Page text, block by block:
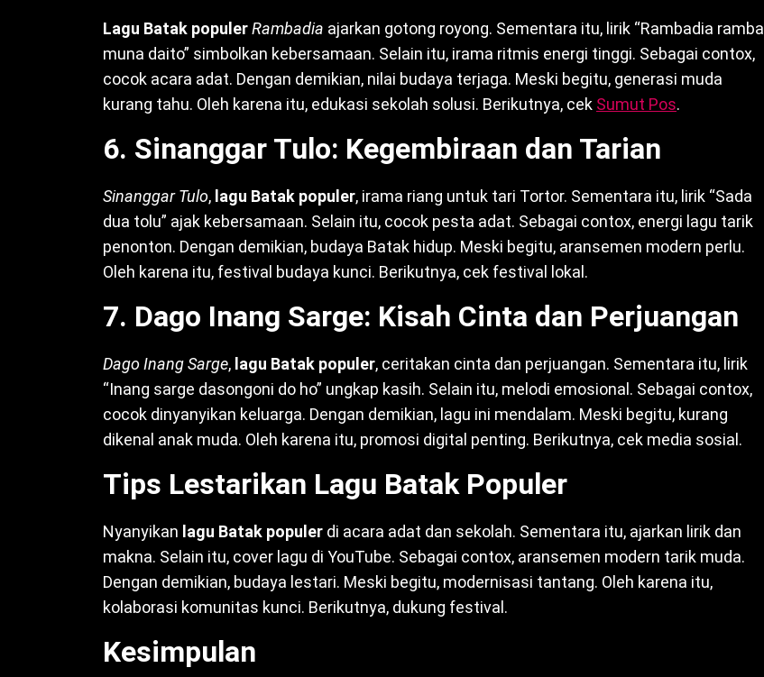
Lagu Batak populerRambadia ajarkan gotong royong. Sementara itu, lirik “Rambadia ramba
muna daito” simbolkan kebersamaan. Selain itu, irama ritmis energi tinggi. Sebagai contox,
cocok acara adat. Dengan demikian, nilai budaya terjaga. Meski begitu, generasi muda
kurang tahu. Oleh karena itu, edukasi sekolah solusi. Berikutnya, cek Sumut Pos.
6. Sinanggar Tulo: Kegembiraan dan Tarian
Sinanggar Tulo, lagu Batak populer, irama riang untuk tari Tortor. Sementara itu, lirik “Sada
dua tolu” ajak kebersamaan. Selain itu, cocok pesta adat. Sebagai contox, energi lagu tarik
penonton. Dengan demikian, budaya Batak hidup. Meski begitu, aransemen modern perlu.
Oleh karena itu, festival budaya kunci. Berikutnya, cek festival lokal.
7. Dago Inang Sarge: Kisah Cinta dan Perjuangan
Dago Inang Sarge, lagu Batak populer, ceritakan cinta dan perjuangan. Sementara itu, lirik
“Inang sarge dasongoni do ho” ungkap kasih. Selain itu, melodi emosional. Sebagai contox,
cocok dinyanyikan keluarga. Dengan demikian, lagu ini mendalam. Meski begitu, kurang
dikenal anak muda. Oleh karena itu, promosi digital penting. Berikutnya, cek media sosial.
Tips Lestarikan Lagu Batak Populer
Nyanyikan lagu Batak populer di acara adat dan sekolah. Sementara itu, ajarkan lirik dan
makna. Selain itu, cover lagu di YouTube. Sebagai contox, aransemen modern tarik muda.
Dengan demikian, budaya lestari. Meski begitu, modernisasi tantang. Oleh karena itu,
kolaborasi komunitas kunci. Berikutnya, dukung festival.
Kesimpulan